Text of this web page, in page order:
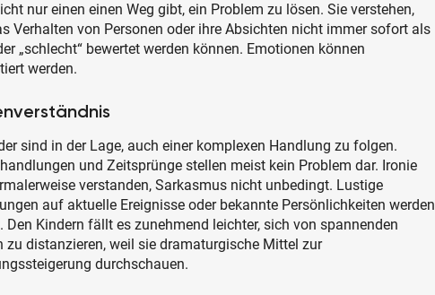
nur einen einen Weg gibt, ein Problem zu lösen. Sie verstehen,
Verhalten von Personen oder ihre Absichten nicht immer sofort als
„schlecht“ bewertet werden können. Emotionen können
werden.
sind in der Lage, auch einer komplexen Handlung zu folgen.
und Zeitsprünge stellen meist kein Problem dar. Ironie
verstanden, Sarkasmus nicht unbedingt. Lustige
auf aktuelle Ereignisse oder bekannte Persönlichkeiten werden
Den Kindern fällt es zunehmend leichter, sich von spannenden
zu distanzieren, weil sie dramaturgische Mittel zur
durchschauen.